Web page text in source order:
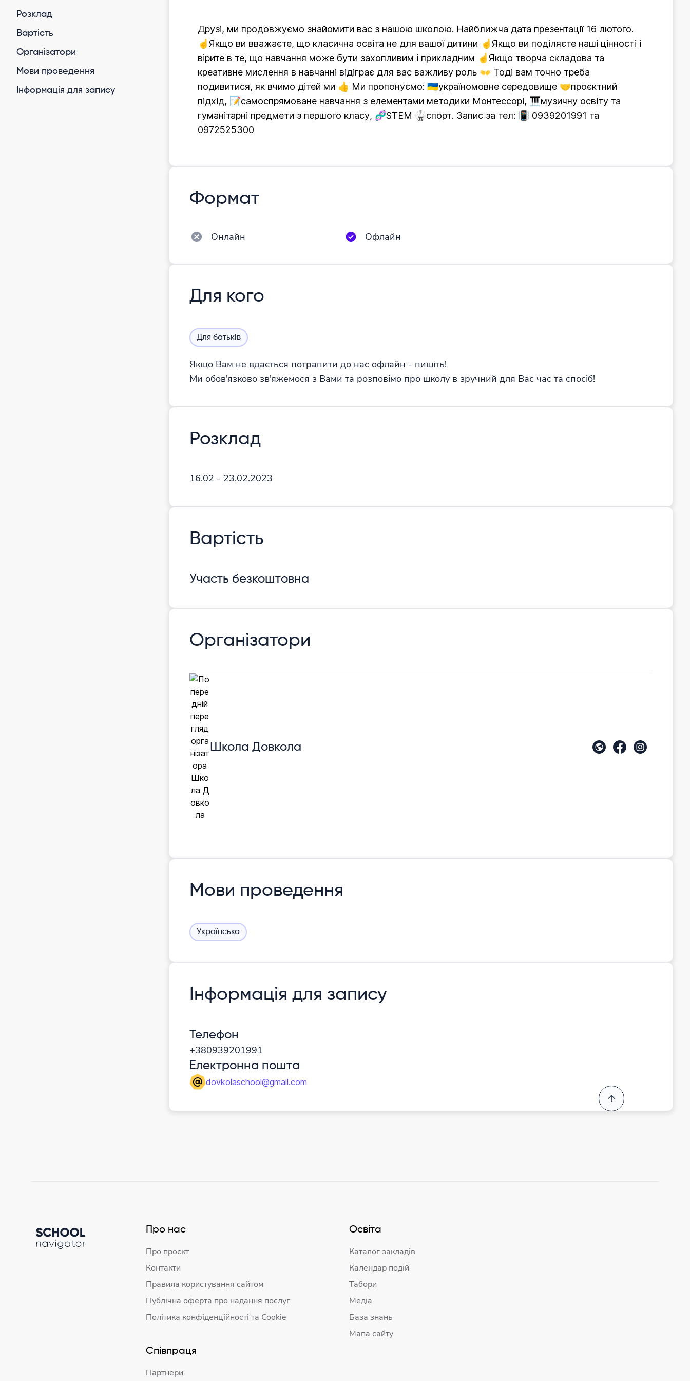
Розклад
Вартість
Організатори
Мови проведення
Інформація для запису
Друзі, ми продовжуємо знайомити вас з нашою школою. Найближча дата презентації 16 лютого.
☝️Якщо ви вважаєте, що класична освіта не для вашої дитини ☝️Якщо ви поділяєте наші цінності і
вірите в те, що навчання може бути захопливим і прикладним ☝️Якщо творча складова та
креативне мислення в навчанні відіграє для вас важливу роль 👐 Тоді вам точно треба
подивитися, як вчимо дітей ми 👍 Ми пропонуємо: 🇺🇦україномовне середовище 🤝проєктний
підхід, 📝самоспрямоване навчання з елементами методики Монтессорі, 🎹музичну освіту та
гуманітарні предмети з першого класу, 🧬STEM 🥋спорт. Запис за тел: 📳 0939201991 та
0972525300
Формат
Онлайн Офлайн
Для кого
Для батьків
Якщо Вам не вдається потрапити до нас офлайн - пишіть!
Ми обов'язково зв'яжемося з Вами та розповімо про школу в зручний для Вас час та спосіб!
Розклад
16.02 - 23.02.2023
Вартість
Участь безкоштовна
Організатори
Школа Довкола
Мови проведення
Українська
Інформація для запису
Телефон
+380939201991
Електронна пошта
dovkolaschool@gmail.com
Про нас
Про проєкт
Контакти
Правила користування сайтом
Публічна оферта про надання послуг
Політика конфіденційності та Cookie
Освіта
Каталог закладів
Календар подій
Табори
Медіа
База знань
Мапа сайту
Співпраця
Партнери